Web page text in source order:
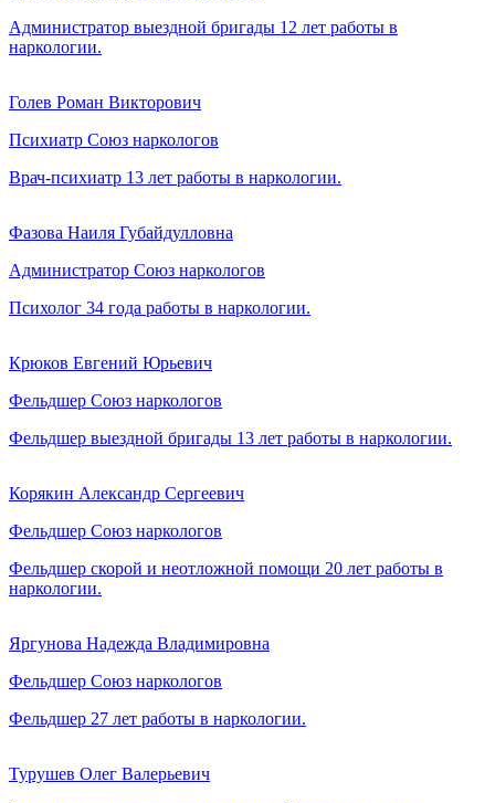
Администратор выездной бригады 12 лет работы в
наркологии.
Голев Роман Викторович
Психиатр Союз наркологов
Врач-психиатр 13 лет работы в наркологии.
Фазова Наиля Губайдулловна
Администратор Союз наркологов
Психолог 34 года работы в наркологии.
Крюков Евгений Юрьевич
Фельдшер Союз наркологов
Фельдшер выездной бригады 13 лет работы в наркологии.
Корякин Александр Сергеевич
Фельдшер Союз наркологов
Фельдшер скорой и неотложной помощи 20 лет работы в
наркологии.
Яргунова Надежда Владимировна
Фельдшер Союз наркологов
Фельдшер 27 лет работы в наркологии.
Турушев Олег Валерьевич